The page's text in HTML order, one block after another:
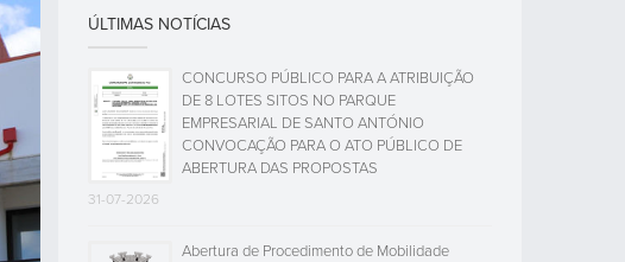
ÚLTIMAS NOTÍCIAS
CONCURSO PÚBLICO PARA A ATRIBUIÇÃO
DE 8 LOTES SITOS NO PARQUE
EMPRESARIAL DE SANTO ANTÓNIO
CONVOCAÇÃO PARA O ATO PÚBLICO DE
ABERTURA DAS PROPOSTAS
31-07-2026
Abertura de Procedimento de Mobilidade